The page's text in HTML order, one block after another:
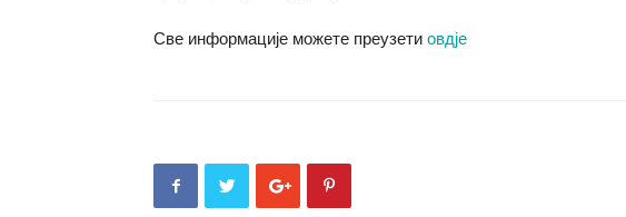
Све информације можете преузети овдје